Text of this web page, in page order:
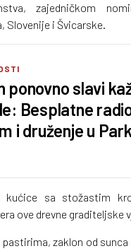
zajedničkom
Slovenije i Švicarske.
ponovno slavi
Besplatne
i druženje u
kućice sa stožastim
ove drevne graditeljske
zaklon od